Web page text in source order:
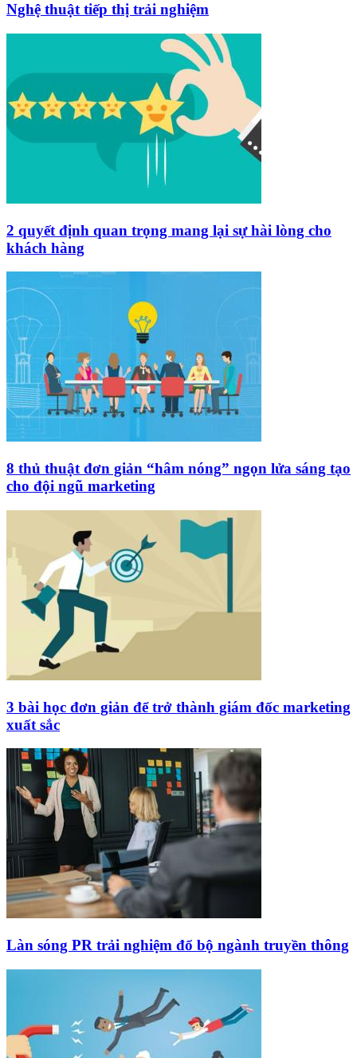
Nghệ thuật tiếp thị trải nghiệm
2 quyết định quan trọng mang lại sự hài lòng cho
khách hàng
8 thủ thuật đơn giản “hâm nóng” ngọn lửa sáng tạo
cho đội ngũ marketing
3 bài học đơn giản để trở thành giám đốc marketing
xuất sắc
Làn sóng PR trải nghiệm đổ bộ ngành truyền thông